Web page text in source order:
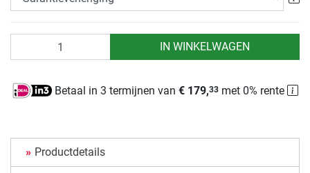
IN WINKELWAGEN
Betaal in 3 termijnen van € 179,33 met 0% rente
Productdetails